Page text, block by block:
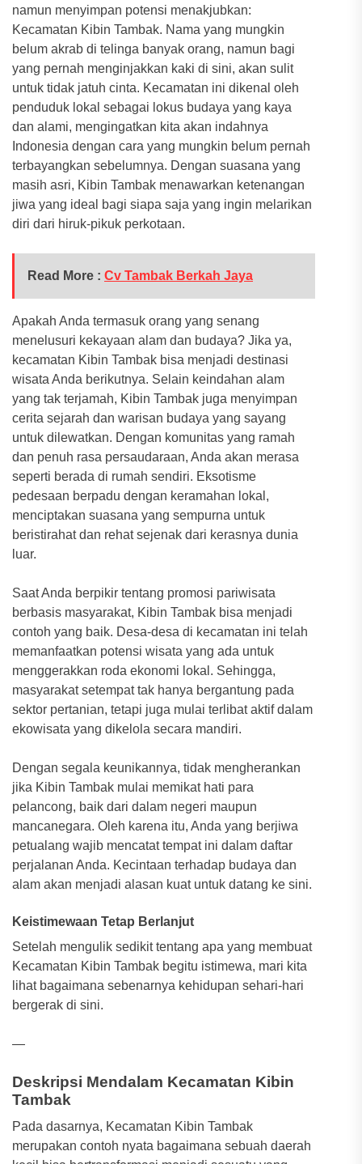
namun menyimpan potensi menakjubkan:
Kecamatan Kibin Tambak. Nama yang mungkin
belum akrab di telinga banyak orang, namun bagi
yang pernah menginjakkan kaki di sini, akan sulit
untuk tidak jatuh cinta. Kecamatan ini dikenal oleh
penduduk lokal sebagai lokus budaya yang kaya
dan alami, mengingatkan kita akan indahnya
Indonesia dengan cara yang mungkin belum pernah
terbayangkan sebelumnya. Dengan suasana yang
masih asri, Kibin Tambak menawarkan ketenangan
jiwa yang ideal bagi siapa saja yang ingin melarikan
diri dari hiruk-pikuk perkotaan.
Read More : Cv Tambak Berkah Jaya
Apakah Anda termasuk orang yang senang
menelusuri kekayaan alam dan budaya? Jika ya,
kecamatan Kibin Tambak bisa menjadi destinasi
wisata Anda berikutnya. Selain keindahan alam
yang tak terjamah, Kibin Tambak juga menyimpan
cerita sejarah dan warisan budaya yang sayang
untuk dilewatkan. Dengan komunitas yang ramah
dan penuh rasa persaudaraan, Anda akan merasa
seperti berada di rumah sendiri. Eksotisme
pedesaan berpadu dengan keramahan lokal,
menciptakan suasana yang sempurna untuk
beristirahat dan rehat sejenak dari kerasnya dunia
luar.
Saat Anda berpikir tentang promosi pariwisata
berbasis masyarakat, Kibin Tambak bisa menjadi
contoh yang baik. Desa-desa di kecamatan ini telah
memanfaatkan potensi wisata yang ada untuk
menggerakkan roda ekonomi lokal. Sehingga,
masyarakat setempat tak hanya bergantung pada
sektor pertanian, tetapi juga mulai terlibat aktif dalam
ekowisata yang dikelola secara mandiri.
Dengan segala keunikannya, tidak mengherankan
jika Kibin Tambak mulai memikat hati para
pelancong, baik dari dalam negeri maupun
mancanegara. Oleh karena itu, Anda yang berjiwa
petualang wajib mencatat tempat ini dalam daftar
perjalanan Anda. Kecintaan terhadap budaya dan
alam akan menjadi alasan kuat untuk datang ke sini.
Keistimewaan Tetap Berlanjut
Setelah mengulik sedikit tentang apa yang membuat
Kecamatan Kibin Tambak begitu istimewa, mari kita
lihat bagaimana sebenarnya kehidupan sehari-hari
bergerak di sini.
—
Deskripsi Mendalam Kecamatan Kibin
Tambak
Pada dasarnya, Kecamatan Kibin Tambak
merupakan contoh nyata bagaimana sebuah daerah